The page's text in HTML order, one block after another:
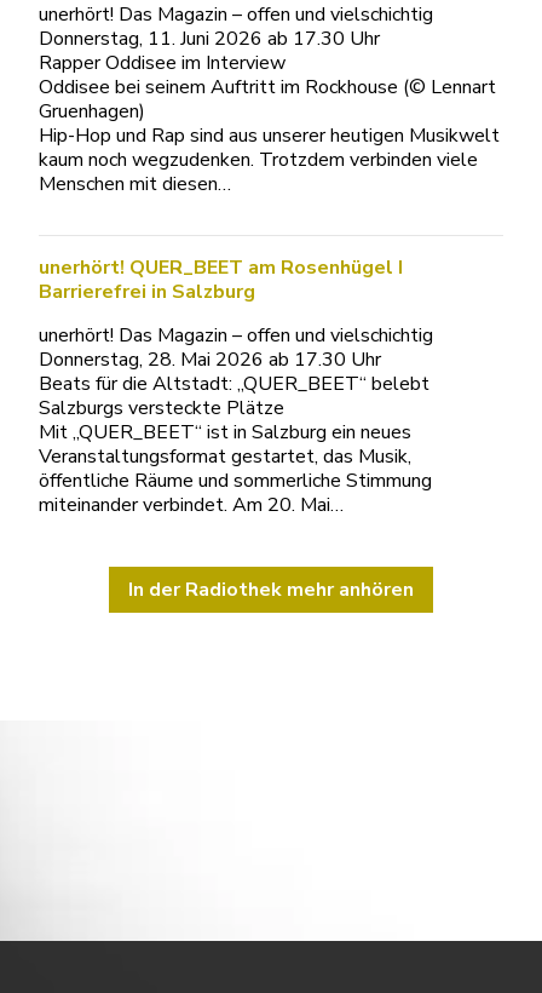
unerhört! Das Magazin – offen und vielschichtig
Donnerstag, 11. Juni 2026 ab 17.30 Uhr
Rapper Oddisee im Interview
Oddisee bei seinem Auftritt im Rockhouse (© Lennart
Gruenhagen)
Hip-Hop und Rap sind aus unserer heutigen Musikwelt
kaum noch wegzudenken. Trotzdem verbinden viele
Menschen mit diesen…
unerhört! QUER_BEET am Rosenhügel I
Barrierefrei in Salzburg
unerhört! Das Magazin – offen und vielschichtig
Donnerstag, 28. Mai 2026 ab 17.30 Uhr
Beats für die Altstadt: „QUER_BEET“ belebt
Salzburgs versteckte Plätze
Mit „QUER_BEET“ ist in Salzburg ein neues
Veranstaltungsformat gestartet, das Musik,
öffentliche Räume und sommerliche Stimmung
miteinander verbindet. Am 20. Mai…
In der Radiothek mehr anhören